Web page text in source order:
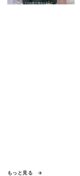
もっと見る